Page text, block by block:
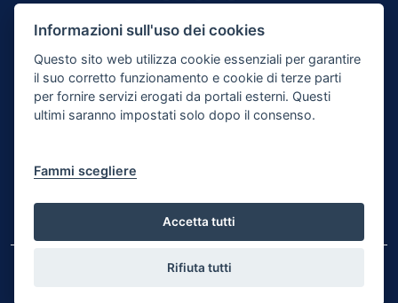
XIII
Dichiarazione di Accessibilità
Note Legali
© Regione Puglia
Informazioni sull'uso dei cookies
Questo sito web utilizza cookie essenziali per garantire
il suo corretto funzionamento e cookie di terze parti
per fornire servizi erogati da portali esterni. Questi
ultimi saranno impostati solo dopo il consenso.
Fammi scegliere
Accetta tutti
Rifiuta tutti